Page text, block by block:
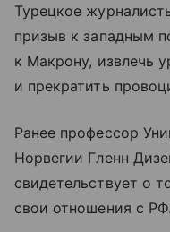
Турецкое
призыв к западным
к Макрону, извлечь
и прекратить
Ранее профессор
Норвегии Гленн
свидетельствует о
свои отношения с РФ.